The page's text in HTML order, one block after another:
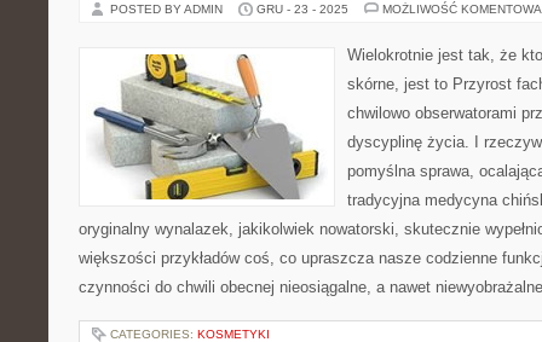
POSTED BY ADMIN GRU - 23 - 2025 MOŻLIWOŚĆ
Wielokrotnie jest tak, że
skórne, jest to Przyrost
chwilowo obserwatorami
dyscyplinę życia. I
pomyślna sprawa,
tradycyjna medycyna
oryginalny wynalazek, jakikolwiek nowatorski, skutecznie
większości przykładów coś, co upraszcza nasze codzienne
czynności do chwili obecnej nieosiągalne, a nawet
CATEGORIES: KOSMETYKI